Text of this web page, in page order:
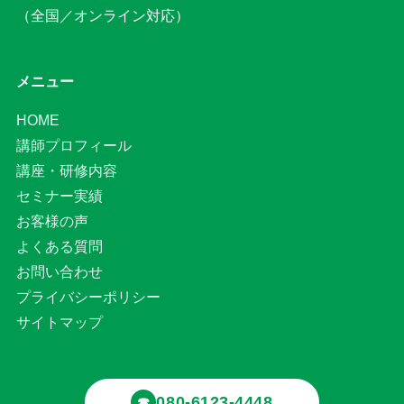
（全国／オンライン対応）
メニュー
HOME
講師プロフィール
講座・研修内容
セミナー実績
お客様の声
よくある質問
お問い合わせ
プライバシーポリシー
サイトマップ